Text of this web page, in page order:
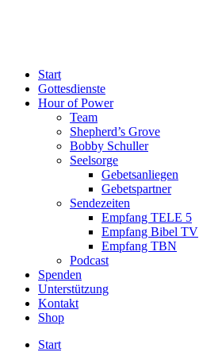
Start
Gottesdienste
Hour of Power
Team
Shepherd’s Grove
Bobby Schuller
Seelsorge
Gebetsanliegen
Gebetspartner
Sendezeiten
Empfang TELE 5
Empfang Bibel TV
Empfang TBN
Podcast
Spenden
Unterstützung
Kontakt
Shop
Start